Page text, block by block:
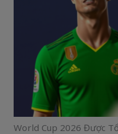
World Cup 2026 Được